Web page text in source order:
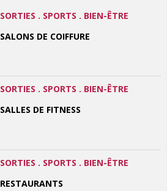
SORTIES . SPORTS . BIEN-ÊTRE
SALONS DE COIFFURE
SORTIES . SPORTS . BIEN-ÊTRE
SALLES DE FITNESS
SORTIES . SPORTS . BIEN-ÊTRE
RESTAURANTS